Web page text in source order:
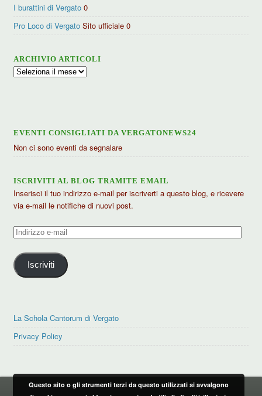
I burattini di Vergato 0
Pro Loco di Vergato Sito ufficiale 0
ARCHIVIO ARTICOLI
Archivio
EVENTI CONSIGLIATI DA VERGATONEWS24
Non ci sono eventi da segnalare
ISCRIVITI AL BLOG TRAMITE EMAIL
Inserisci il tuo indirizzo e-mail per iscriverti a questo blog, e ricevere
via e-mail le notifiche di nuovi post.
Indirizzo
mail
Iscriviti
La Schola Cantorum di Vergato
Privacy Policy
PRIVACY POLICY
Questo sito o gli strumenti terzi da questo utilizzati si avvalgono